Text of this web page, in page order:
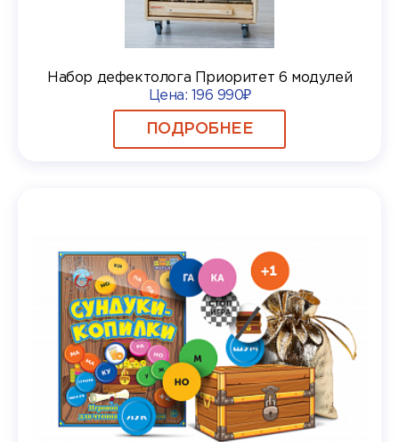
Набор дефектолога Приоритет 6 модулей
Цена: 196 990₽
ПОДРОБНЕЕ